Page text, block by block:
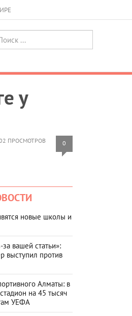
у
ПРОСМОТРОВ 0
новые школы и
вашей статьи»:
выступил против
Алматы: в
на 45 тысяч
УЕФА